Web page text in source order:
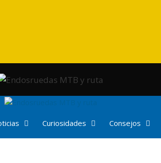
Curiosidades Consejos